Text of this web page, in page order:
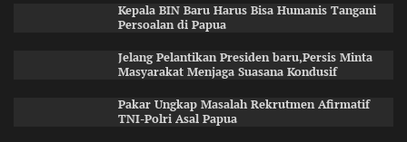
Kepala BIN Baru Harus Bisa Humanis Tangani
Persoalan di Papua
Jelang Pelantikan Presiden baru,Persis Minta
Masyarakat Menjaga Suasana Kondusif
Pakar Ungkap Masalah Rekrutmen Afirmatif
TNI-Polri Asal Papua